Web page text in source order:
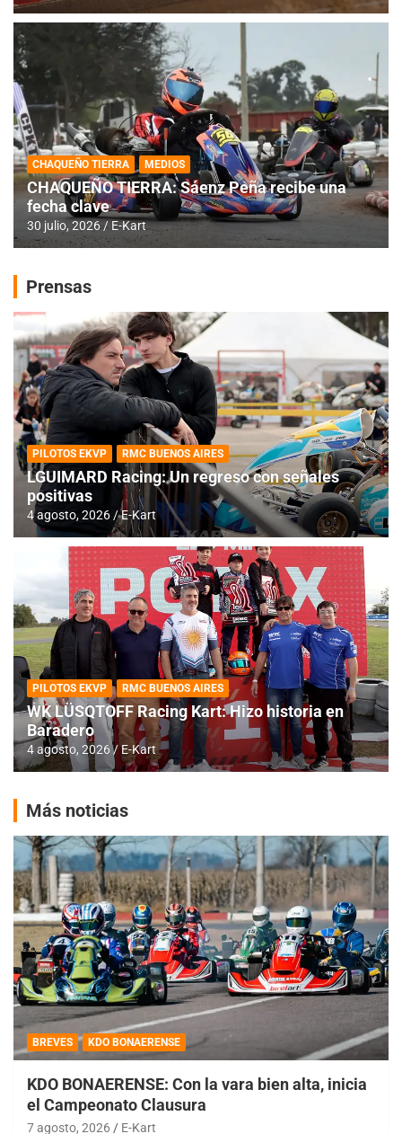
CHAQUEÑO TIERRA MEDIOS
CHAQUEÑO TIERRA: Sáenz Peña recibe una
fecha clave
30 julio, 2026 E-Kart
Prensas
PILOTOS EKVP RMC BUENOS AIRES
LGUIMARD Racing: Un regreso con señales
positivas
4 agosto, 2026 E-Kart
PILOTOS EKVP RMC BUENOS AIRES
WK LÜSQTOFF Racing Kart: Hizo historia en
Baradero
4 agosto, 2026 E-Kart
Más noticias
BREVES KDO BONAERENSE
KDO BONAERENSE: Con la vara bien alta, inicia
el Campeonato Clausura
7 agosto, 2026 E-Kart